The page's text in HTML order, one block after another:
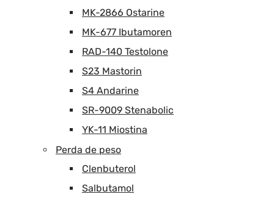
MK-2866 Ostarine
MK-677 Ibutamoren
RAD-140 Testolone
S23 Mastorin
S4 Andarine
SR-9009 Stenabolic
YK-11 Miostina
Perda de peso
Clenbuterol
Salbutamol